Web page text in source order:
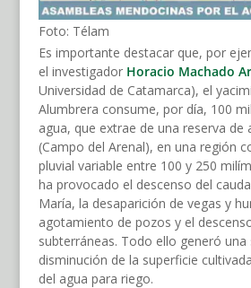
Foto: Télam
Es importante destacar que, por
el investigador Horacio Machado
Universidad de Catamarca), el
Alumbrera consume, por día, 100
agua, que extrae de una reserva de
(Campo del Arenal), en una región
pluvial variable entre 100 y 250
ha provocado el descenso del
María, la desaparición de vegas y
agotamiento de pozos y el
subterráneas. Todo ello generó una
disminución de la superficie
del agua para riego.